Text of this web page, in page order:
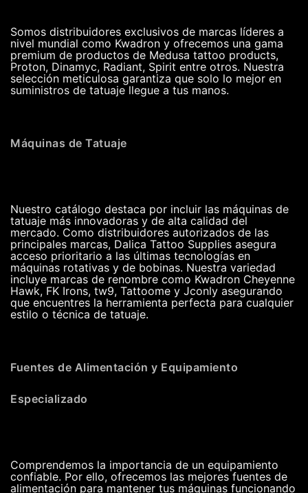
Somos distribuidores exclusivos de marcas líderes a
nivel mundial como Kwadron y ofrecemos una gama
premium de productos de Medusa tattoo products,
Proton, Dinamyc, Radiant, Spirit entre otros. Nuestra
selección meticulosa garantiza que solo lo mejor en
suministros de tatuaje llegue a tus manos.
Máquinas de Tatuaje
Nuestro catálogo destaca por incluir las máquinas de
tatuaje más innovadoras y de alta calidad del
mercado. Como distribuidores autorizados de las
principales marcas, Dalica Tattoo Supplies asegura
acceso prioritario a las últimas tecnologías en
máquinas rotativas y de bobinas. Nuestra variedad
incluye marcas de renombre como Kwadron Cheyenne
Hawk, FK Irons, tw9, Tattoome y Jconly asegurando
que encuentres la herramienta perfecta para cualquier
estilo o técnica de tatuaje.
Fuentes de Alimentación y Equipamiento
Especializado
Comprendemos la importancia de un equipamiento
confiable. Por ello, ofrecemos las mejores fuentes de
alimentación para mantener tus máquinas funcionando